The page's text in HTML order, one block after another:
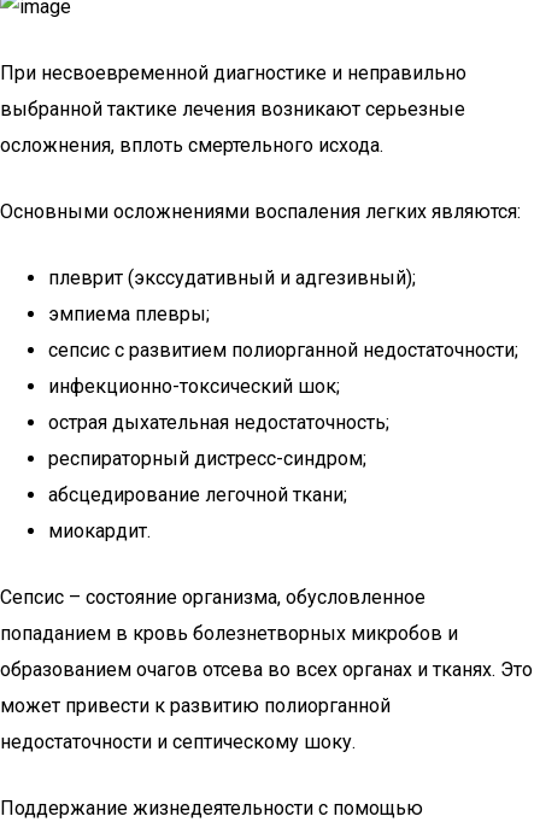
При несвоевременной диагностике и неправильно
выбранной тактике лечения возникают серьезные
осложнения, вплоть смертельного исхода.
Основными осложнениями воспаления легких являются:
плеврит (экссудативный и адгезивный);
эмпиема плевры;
сепсис с развитием полиорганной недостаточности;
инфекционно-токсический шок;
острая дыхательная недостаточность;
респираторный дистресс-синдром;
абсцедирование легочной ткани;
миокардит.
Сепсис – состояние организма, обусловленное
попаданием в кровь болезнетворных микробов и
образованием очагов отсева во всех органах и тканях. Это
может привести к развитию полиорганной
недостаточности и септическому шоку.
Поддержание жизнедеятельности с помощью